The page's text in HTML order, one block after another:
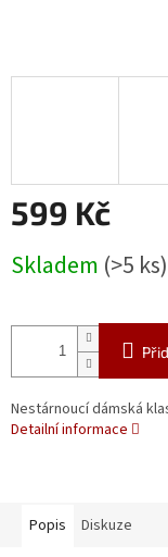
599 Kč
cena:
Skladem (>5 ks)
Nestárnoucí dámská
Detailní informace
Popis Diskuze